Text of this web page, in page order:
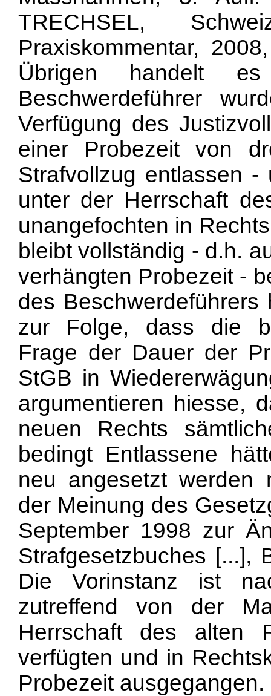
TRECHSEL,
Praxiskommentar,
Übrigen handelt
Beschwerdeführer
Verfügung des
einer Probezeit von
Strafvollzug entlassen
unter der Herrschaft
unangefochten in
bleibt vollständig - d.h.
verhängten Probezeit -
des
zur Folge, dass die
Frage der Dauer der
StGB in
argumentieren hiesse,
neuen Rechts
bedingt Entlassene
neu angesetzt werden
der Meinung des
September 1998 zur
Strafgesetzbuches [...],
Die Vorinstanz ist
zutreffend von der
Herrschaft des alten
verfügten und in
Probezeit ausgegangen.